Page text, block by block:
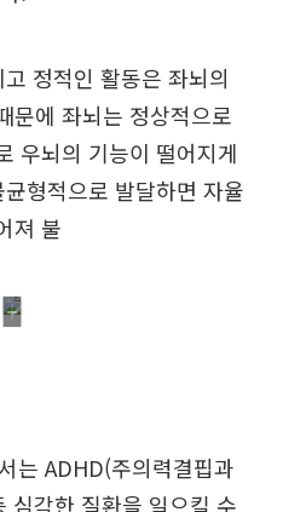
정적인 활동은 좌뇌의
문에 좌뇌는 정상적으로
우뇌의 기능이 떨어지게
형적으로 발달하면 자율
져 불
는 ADHD(주의력결핍과
심각한 질환을 일으킬 수